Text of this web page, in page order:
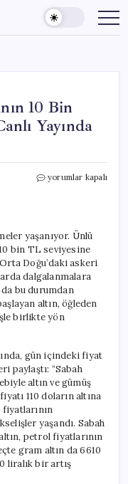
10 Bin
Yayında
İslam
Bin
TL’ye
Ulaşacağı
Tarihi
Canlı
Yayında
Duyurdu
için
yorumlar kapalı
yaşanıyor. Ünlü
bin TL seviyesine
Orta Doğu’daki askeri
dalgalanmalara
bu durumdan
altın, öğleden
birlikte yön
gün içindeki fiyat
paylaştı: “Sabah
altın ve gümüş
110 doların altına
yaşandı. Sabah
petrol fiyatlarının
gram altın da 6610
liralık bir artış